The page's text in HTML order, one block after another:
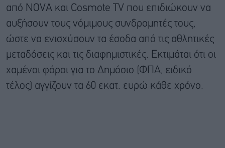
από NOVA και Cosmote TV που επιδιώκουν να
αυξήσουν τους νόμιμους συνδρομητές τους,
ώστε να ενισχύσουν τα έσοδα από τις αθλητικές
μεταδόσεις και τις διαφημιστικές. Εκτιμάται ότι οι
χαμένοι φόροι για το Δημόσιο (ΦΠΑ, ειδικό
τέλος) αγγίζουν τα 60 εκατ. ευρώ κάθε χρόνο.